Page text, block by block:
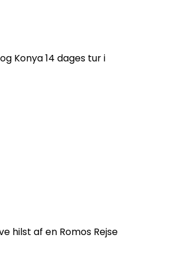
Konya 14 dages tur i
hilst af en Romos Rejse